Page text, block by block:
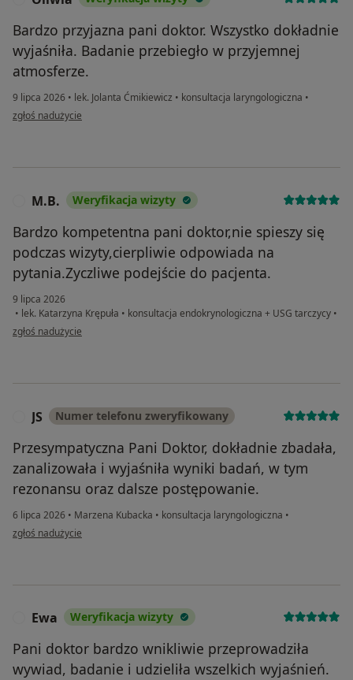
Bardzo przyjazna pani doktor. Wszystko dokładnie
wyjaśniła. Badanie przebiegło w przyjemnej
atmosferze.
9 lipca 2026 • lek. Jolanta Ćmikiewicz • konsultacja laryngologiczna •
w opinii użytkownika Oliwia
zgłoś nadużycie
M.B. Weryfikacja wizyty
Bardzo kompetentna pani doktor,nie spieszy się
podczas wizyty,cierpliwie odpowiada na
pytania.Zyczliwe podejście do pacjenta.
9 lipca 2026
• lek. Katarzyna Krępuła • konsultacja endokrynologiczna + USG tarczycy •
w opinii użytkownika M.B.
zgłoś nadużycie
JS Numer telefonu zweryfikowany
Przesympatyczna Pani Doktor, dokładnie zbadała,
zanalizowała i wyjaśniła wyniki badań, w tym
rezonansu oraz dalsze postępowanie.
6 lipca 2026 • Marzena Kubacka • konsultacja laryngologiczna •
w opinii użytkownika JS
zgłoś nadużycie
Ewa Weryfikacja wizyty
Pani doktor bardzo wnikliwie przeprowadziła
wywiad, badanie i udzieliła wszelkich wyjaśnień.